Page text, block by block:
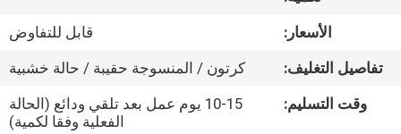
الجودة
اتصل
الأسعار:
قابل للتفاوض
تفاصيل التغليف:
كرتون / المنسوجة حقيبة / حالة خشبية
وقت التسليم:
10-15 يوم عمل بعد تلقي ودائع (الحالة
الفعلية وفقا لكمية)